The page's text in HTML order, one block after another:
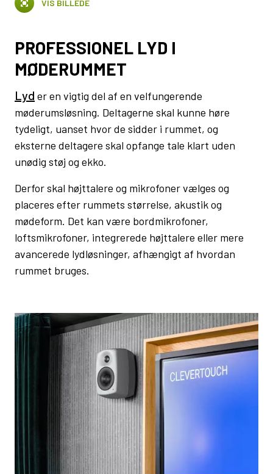
VIS BILLEDE
PROFESSIONEL LYD I
MØDERUMMET
Lyd er en vigtig del af en velfungerende
møderumsløsning. Deltagerne skal kunne høre
tydeligt, uanset hvor de sidder i rummet, og
eksterne deltagere skal opfange tale klart uden
unødig støj og ekko.
Derfor skal højttalere og mikrofoner vælges og
placeres efter rummets størrelse, akustik og
mødeform. Det kan være bordmikrofoner,
loftsmikrofoner, integrerede højttalere eller mere
avancerede lydløsninger, afhængigt af hvordan
rummet bruges.